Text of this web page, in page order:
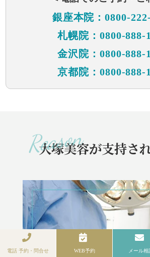
銀座本院：0800-
札幌院：0800-888-
金沢院：0800-888-
京都院：0800-888-
大塚美容が支持さ
電話 予約・問合せ WEB予約 メール相